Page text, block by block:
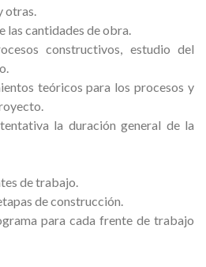
otras.
las cantidades de obra.
constructivos, estudio del
teóricos para los procesos y
la duración general de la
de trabajo.
de construcción.
para cada frente de trabajo